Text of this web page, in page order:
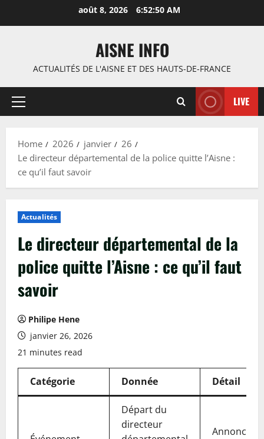
août 8, 2026 6:52:51 AM
AISNE INFO
ACTUALITÉS DE L'AISNE ET DES HAUTS-DE-FRANCE
Primary
LIVE
Home 2026 janvier
26
Le directeur départemental de la police quitte l’Aisne :
ce qu’il faut savoir
Actualités
Le directeur départemental de la
police quitte l’Aisne : ce qu’il faut
savoir
Philipe Hene
janvier 26, 2026
21 minutes read
Catégorie Donnée Détail
Départ du
directeur
Annonce et